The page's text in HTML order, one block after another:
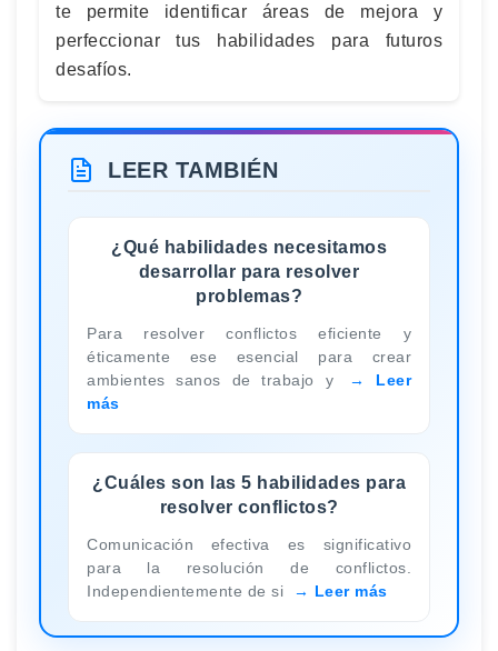
te permite identificar áreas de mejora y
perfeccionar tus habilidades para futuros
desafíos.
LEER TAMBIÉN
¿Qué habilidades necesitamos
desarrollar para resolver
problemas?
Para resolver conflictos eficiente y
éticamente ese esencial para crear
ambientes sanos de trabajo y
Leer
más
¿Cuáles son las 5 habilidades para
resolver conflictos?
Comunicación efectiva es significativo
para la resolución de conflictos.
Independientemente de si
Leer más